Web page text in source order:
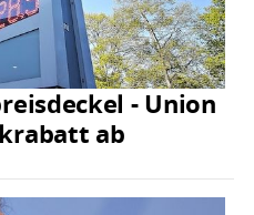
- Union
ab